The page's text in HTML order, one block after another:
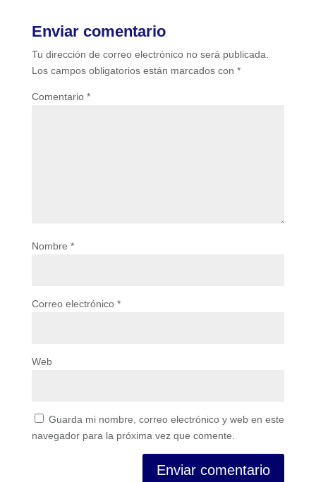
Enviar comentario
Tu dirección de correo electrónico no será publicada.
Los campos obligatorios están marcados con *
Comentario *
Nombre *
Correo electrónico *
Web
Guarda mi nombre, correo electrónico y web en este
navegador para la próxima vez que comente.